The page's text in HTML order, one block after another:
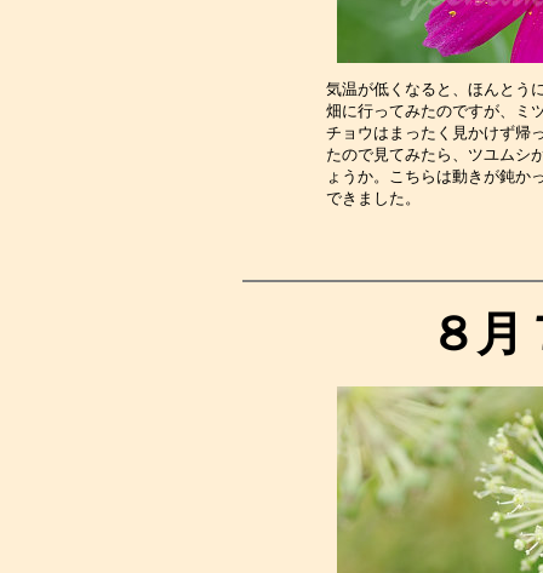
気温が低くなると、ほんとう
畑に行ってみたのですが、ミ
チョウはまったく見かけず帰
たので見てみたら、ツユムシ
ょうか。こちらは動きが鈍か
でき
８月